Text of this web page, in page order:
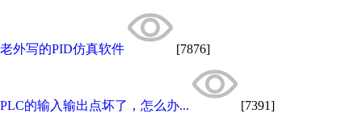
老外写的PID仿真软件 [7876]
PLC的输入输出点坏了，怎么办... [7391]